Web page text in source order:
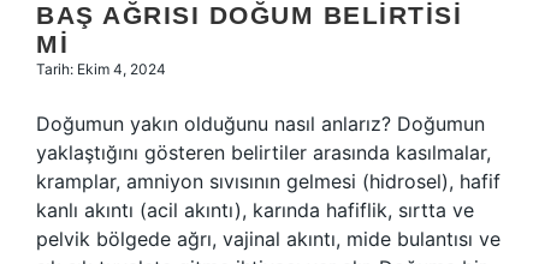
BAŞ AĞRISI DOĞUM BELIRTISI
MI
Tarih: Ekim 4, 2024
Doğumun yakın olduğunu nasıl anlarız? Doğumun
yaklaştığını gösteren belirtiler arasında kasılmalar,
kramplar, amniyon sıvısının gelmesi (hidrosel), hafif
kanlı akıntı (acil akıntı), karında hafiflik, sırtta ve
pelvik bölgede ağrı, vajinal akıntı, mide bulantısı ve